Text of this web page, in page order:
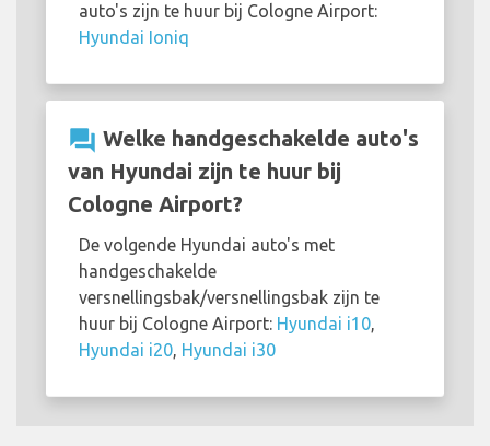
auto's zijn te huur bij Cologne Airport:
Hyundai Ioniq
question_answer Welke handgeschakelde auto's
van Hyundai zijn te huur bij
Cologne Airport?
De volgende Hyundai auto's met
handgeschakelde
versnellingsbak/versnellingsbak zijn te
huur bij Cologne Airport: Hyundai i10,
Hyundai i20, Hyundai i30